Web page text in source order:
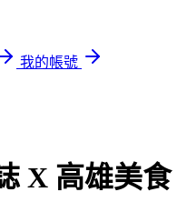
我的帳號
X 高雄美食